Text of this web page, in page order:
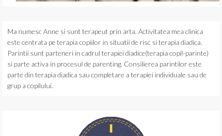
Ma numesc Anne si sunt terapeut prin arta. Activitatea mea clinica
este centrata pe terapia copiilor in situatii de risc si terapia diadica.
Parintii sunt parteneri in cadrul terapiei diadice(terapia copil-parinte)
si parte activa in procesul de parenting. Consilierea parintilor este
parte din terapia diadica sau completare a terapiei individuale sau de
grup a copilului.